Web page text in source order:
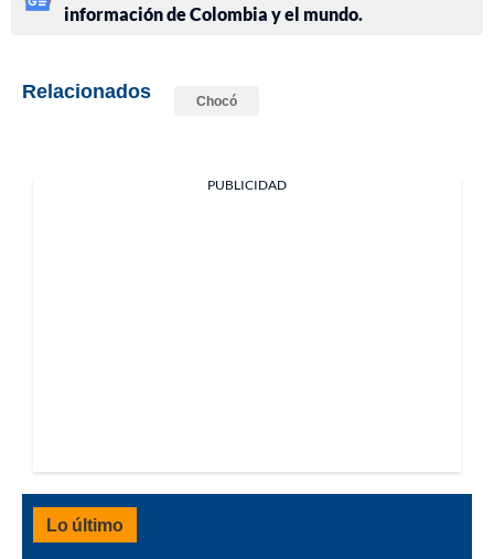
información de Colombia y el mundo.
Relacionados Chocó
PUBLICIDAD
Lo último